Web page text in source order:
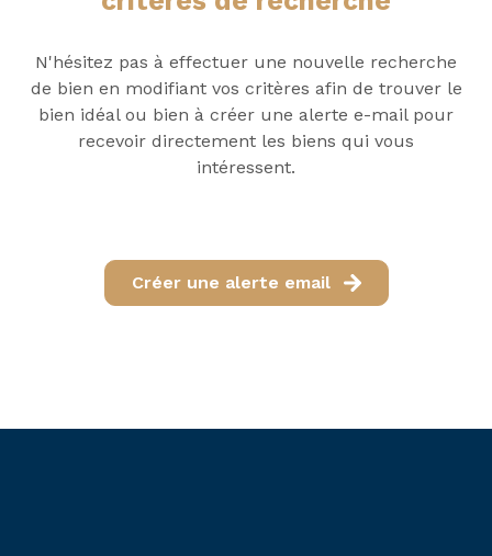
nos
biens
rejoignez-
nous
N'hésitez pas à effectuer une nouvelle recherche
de bien en modifiant vos critères afin de trouver le
bien idéal ou bien à créer une alerte e-mail pour
recevoir directement les biens qui vous
intéressent.
Créer une alerte email